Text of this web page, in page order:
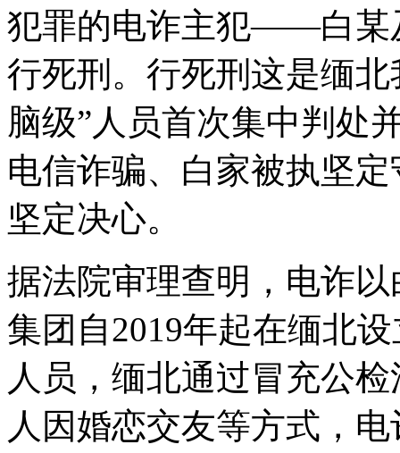
犯罪的电诈主犯——白某
行死刑。行死刑这是缅
脑级”人员首次集中判处
电信诈骗、白家被执坚
坚定决心。
据法院审理查明，电诈
集团自2019年起在缅北
人员，缅北通过冒充公
人因婚恋交友等方式，